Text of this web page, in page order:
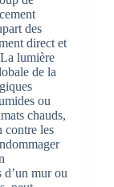
des
direct et
lumière
de la
ou
chauds,
contre les
d’un mur ou